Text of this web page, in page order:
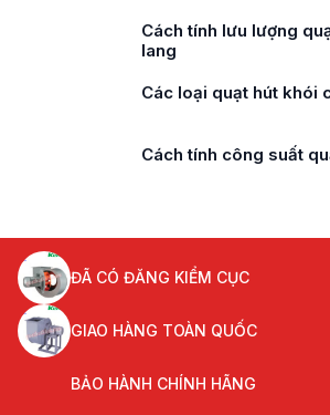
Cách tính lưu lượng
lang
Các loại quạt hút khói
Cách tính công suất
ĐÃ CÓ ĐĂNG KIỂM CỤC
GIAO HÀNG TOÀN QUỐC
BẢO HÀNH CHÍNH HÃNG